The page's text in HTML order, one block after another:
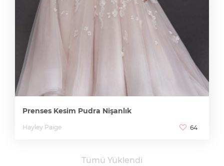
Prenses Kesim Pudra Nişanlık
Hayley Paige 64
Tümü Yüklendi